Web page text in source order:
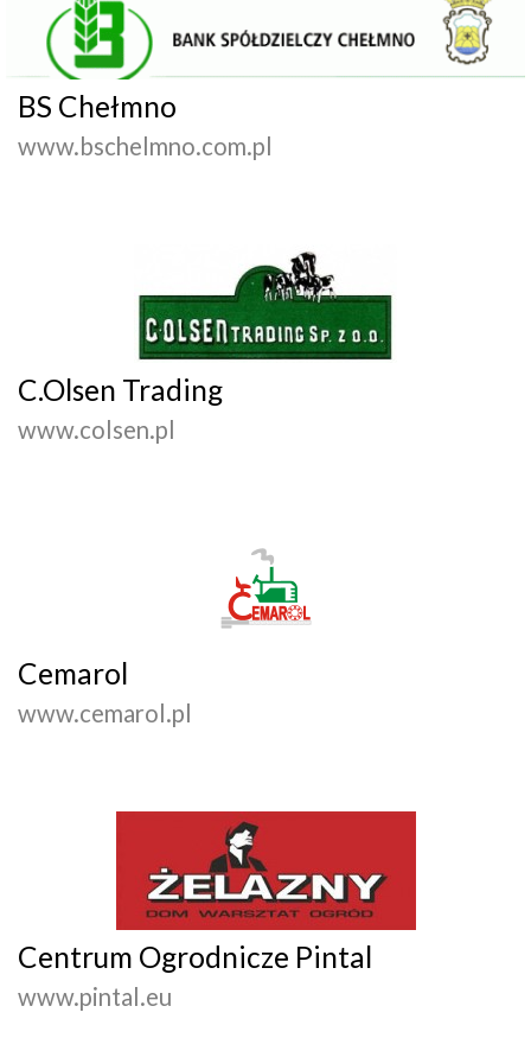
BS Chełmno
www.bschelmno.com.pl
C.Olsen Trading
www.colsen.pl
Cemarol
www.cemarol.pl
Centrum Ogrodnicze Pintal
www.pintal.eu